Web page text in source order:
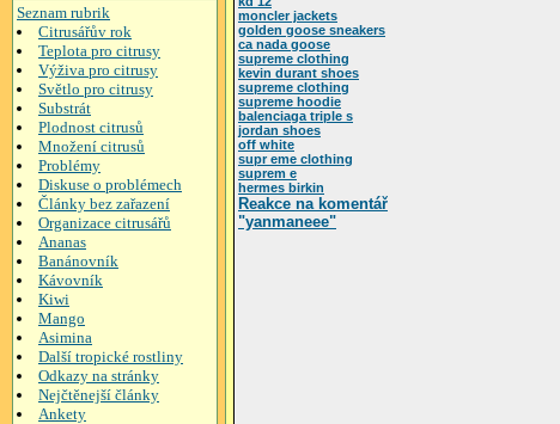
Seznam rubrik
Citrusářův rok
Teplota pro citrusy
Výživa pro citrusy
Světlo pro citrusy
Substrát
Plodnost citrusů
Množení citrusů
Problémy
Diskuse o problémech
Články bez zařazení
Organizace citrusářů
Ananas
Banánovník
Kávovník
Kiwi
Mango
Asimina
Další tropické rostliny
Odkazy na stránky
Nejčtěnejší články
Ankety
moncler jackets
golden goose sneakers
ca nada goose
supreme clothing
kevin durant shoes
supreme clothing
supreme hoodie
balenciaga triple s
jordan shoes
off white
supr eme clothing
suprem e
hermes birkin
Reakce na komentář
"yanmaneee"